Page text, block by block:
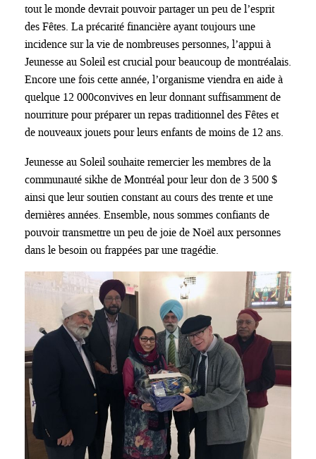
tout le monde devrait pouvoir partager un peu de l’esprit
des Fêtes. La précarité financière ayant toujours une
incidence sur la vie de nombreuses personnes, l’appui à
Jeunesse au Soleil est crucial pour beaucoup de montréalais.
Encore une fois cette année, l’organisme viendra en aide à
quelque 12 000convives en leur donnant suffisamment de
nourriture pour préparer un repas traditionnel des Fêtes et
de nouveaux jouets pour leurs enfants de moins de 12 ans.
Jeunesse au Soleil souhaite remercier les membres de la
communauté sikhe de Montréal pour leur don de 3 500 $
ainsi que leur soutien constant au cours des trente et une
dernières années. Ensemble, nous sommes confiants de
pouvoir transmettre un peu de joie de Noël aux personnes
dans le besoin ou frappées par une tragédie.